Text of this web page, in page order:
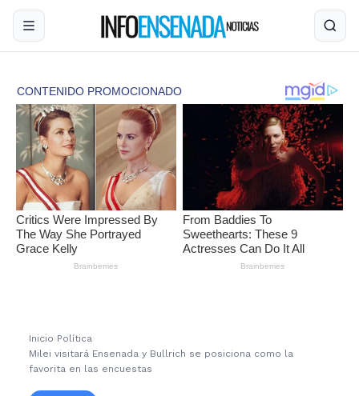
Inicio ›Política›
Milei visitará Ensenada y Bullrich se posiciona como la
favorita en las encuestas